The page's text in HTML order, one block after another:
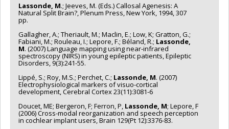
Lassonde, M.; Jeeves, M. (Eds.) Callosal Agenesis: A
Natural Split Brain?, Plenum Press, New York, 1994, 307
pp.
Gallagher, A.; Theriault, M.; Maclin, E.; Low, K; Gratton, G.;
Fabiani, M.; Rouleau, I.; Lepore, F.; Béland, R.; Lassonde,
M. (2007) Language mapping using near-infrared
spectroscopy (NIRS) in young epileptic patients, Epileptic
Disorders, 9(3):241-55.
Lippé, S.; Roy, M.S.; Perchet, C.; Lassonde, M. (2007)
Electrophysiological markers of visuo-cortical
development, Cerebral Cortex 23(11):3081-6
Doucet, ME; Bergeron, F; Ferron, P, Lassonde, M; Lepore, F
(2006) Cross-modal reorganization and speech perception
in cochlear implant users, Brain 129(Pt 12):3376-83.